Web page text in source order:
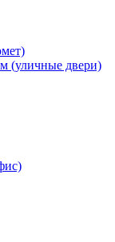
(уличные двери)